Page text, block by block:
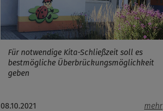
Für notwendige Kita-Schließzeit soll es
bestmögliche Überbrückungsmöglichkeit
geben
08.10.2021 mehr